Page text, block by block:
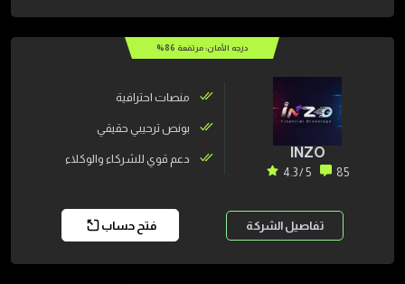
درجه الأمان: مرتفعة 86
%
INZO
85
5 / 4.3
منصات احترافية
بونص ترحيبي حقيقي
دعم قوي للشركاء والوكلاء
فتح حساب تفاصيل الشركة